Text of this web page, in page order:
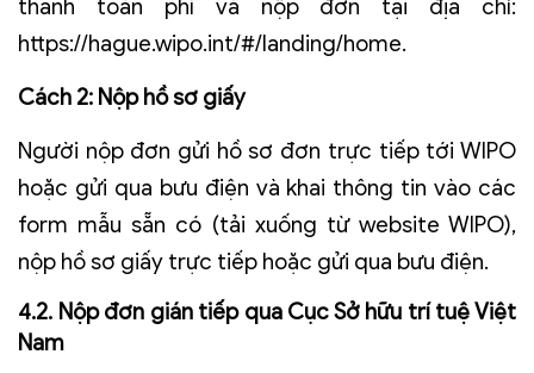
thanh toán phí và nộp đơn tại địa chỉ:
https://hague.wipo.int/#/landing/home.
Cách 2: Nộp hồ sơ giấy
Người nộp đơn gửi hồ sơ đơn trực tiếp tới WIPO
hoặc gửi qua bưu điện và khai thông tin vào các
form mẫu sẵn có (tải xuống từ website WIPO),
nộp hồ sơ giấy trực tiếp hoặc gửi qua bưu điện.
4.2. Nộp đơn gián tiếp qua Cục Sở hữu trí tuệ Việt
Nam